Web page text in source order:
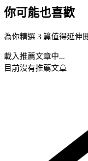
你可能也喜歡
為你精選 3 篇值得延伸
載入推薦文章中...
目前沒有推薦文章